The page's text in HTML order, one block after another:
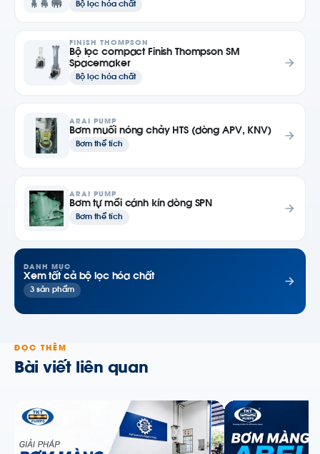
Bộ lọc hóa chất
FINISH THOMPSON
Bộ lọc compact Finish Thompson SM
Spacemaker
Bộ lọc hóa chất
ARAI PUMP
Bơm muối nóng chảy HTS (dòng APV, KNV)
Bơm thể tích
ARAI PUMP
Bơm tự mồi cánh kín dòng SPN
Bơm thể tích
DANH MỤC
Xem tất cả bộ lọc hóa chất
3 sản phẩm
ĐỌC THÊM
Bài viết liên quan